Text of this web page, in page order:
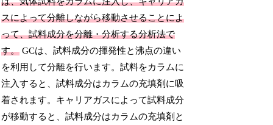
スによって分離しながら移動させることによ
って、試料成分を分離・分析する分析法で
す。 GCは、試料成分の揮発性と沸点の違い
を利用して分離を行います。試料をカラムに
注入すると、試料成分はカラムの充填剤に吸
着されます。キャリアガスによって試料成分
が移動すると、試料成分はカラムの充填剤と